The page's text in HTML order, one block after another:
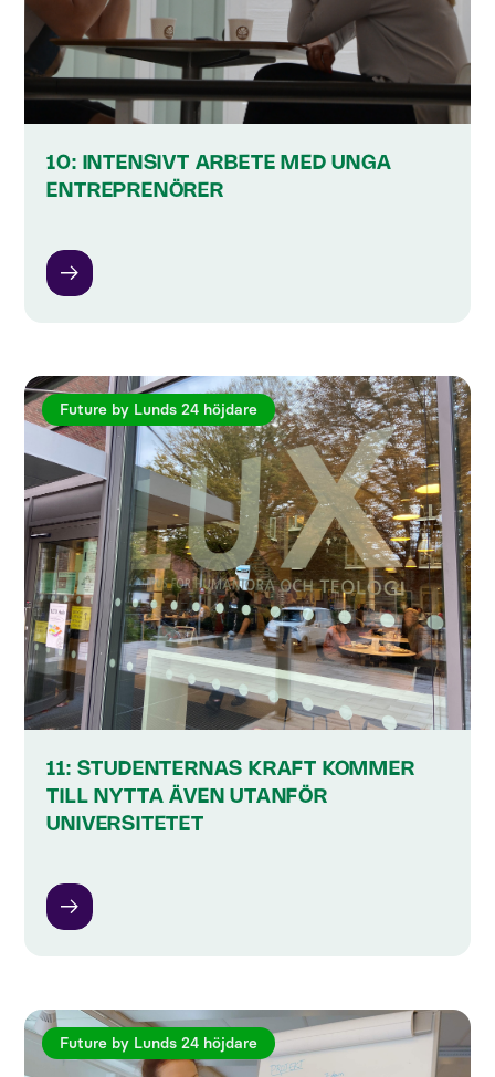
10: INTENSIVT ARBETE MED UNGA
ENTREPRENÖRER
Future by Lunds 24 höjdare
11: STUDENTERNAS KRAFT KOMMER
TILL NYTTA ÄVEN UTANFÖR
UNIVERSITETET
Future by Lunds 24 höjdare